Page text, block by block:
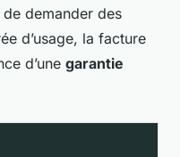
demander des
d’usage, la facture
d’une garantie